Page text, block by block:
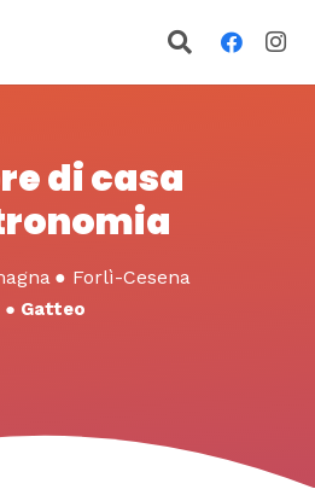
di casa
● Forlì-Cesena
● Gatteo